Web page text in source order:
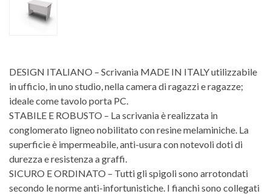
DESIGN ITALIANO – Scrivania MADE IN ITALY utilizzabile
in ufficio, in uno studio, nella camera di ragazzi e ragazze;
ideale come tavolo porta PC.
STABILE E ROBUSTO – La scrivania è realizzata in
conglomerato ligneo nobilitato con resine melaminiche. La
superficie è impermeabile, anti-usura con notevoli doti di
durezza e resistenza a graffi.
SICURO E ORDINATO – Tutti gli spigoli sono arrotondati
secondo le norme anti-infortunistiche. I fianchi sono collegati